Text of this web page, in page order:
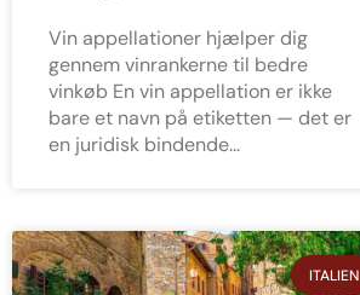
Vin appellationer hjælper dig
gennem vinrankerne til bedre
vinkøb En vin appellation er ikke
bare et navn på etiketten — det er
en juridisk bindende
ITALIEN